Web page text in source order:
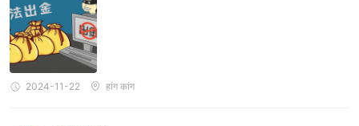
2024-11-22 हांग कांग